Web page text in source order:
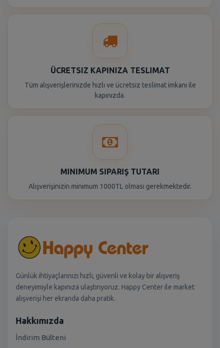
ÜCRETSIZ KAPINIZA TESLIMAT
Tüm alışverişlerinizde hızlı ve ücretsiz teslimat imkanı ile
kapınızda.
MINIMUM SIPARIŞ TUTARI
Alışverişinizin minimum 1000TL olması gerekmektedir.
Günlük ihtiyaçlarınızı hızlı, güvenli ve kolay bir alışveriş
deneyimiyle kapınıza ulaştırıyoruz. Happy Center ile market
alışverişi her ekranda daha pratik.
Hakkımızda
İndirim Bülteni